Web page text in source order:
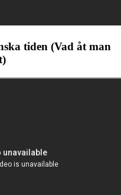
tiden (Vad åt man